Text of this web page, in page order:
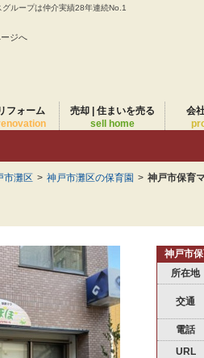
ループは仲介実績28年連続No.1
ージへ
フォーム
売却 | 住まいを売る
sell home
会
市灘区 > 神戸市灘区の保育園 > 神戸市保育
神戸市
所在地
交通
電話
URL